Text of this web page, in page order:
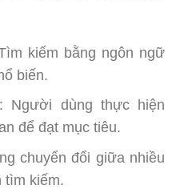
kiếm bằng ngôn ngữ
biến.
Người dùng thực hiện
để đạt mục tiêu.
chuyển đổi giữa nhiều
tìm kiếm.